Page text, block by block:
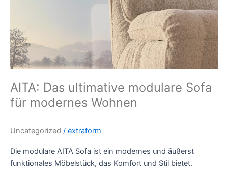
AITA: Das ultimative modulare Sofa
für modernes Wohnen
Uncategorized / extraform
Die modulare AITA Sofa ist ein modernes und äußerst
funktionales Möbelstück, das Komfort und Stil bietet.
für
modernes
Wohnen